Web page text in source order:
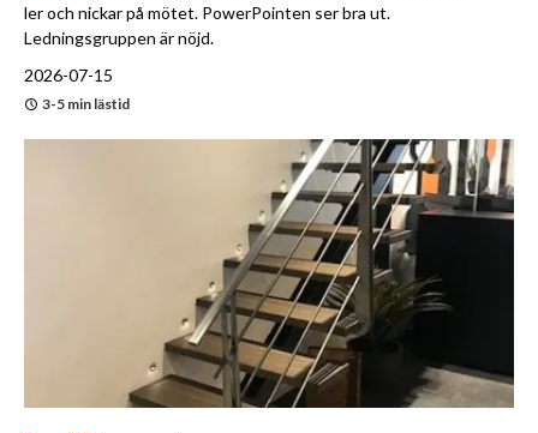
ler och nickar på mötet. PowerPointen ser bra ut.
Ledningsgruppen är nöjd.
2026-07-15
3-5 min lästid